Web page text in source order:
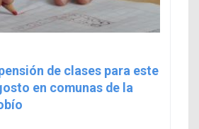
de clases para este
en comunas de la